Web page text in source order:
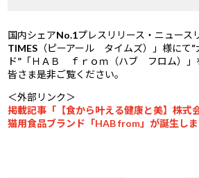
国内シェアNo.1プレスリリース・ニュース
TIMES（ピーアール タイムズ）」様にて“
ド”「ＨＡＢ ｆｒｏｍ（ハブ フロム）」
皆さま是非ご覧ください。
＜外部リンク＞
掲載記事「【食から叶える健康と美】株式
猫用食品ブランド「HAB from」が誕生しま